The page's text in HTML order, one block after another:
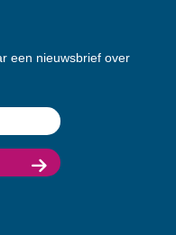
een nieuwsbrief over